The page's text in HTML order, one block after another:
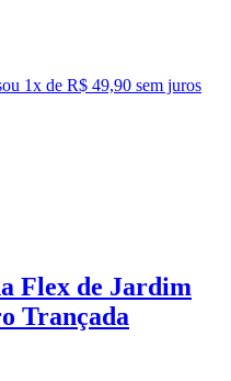
ou 1x de R$ 49,90 sem juros
Flex de Jardim
Trançada